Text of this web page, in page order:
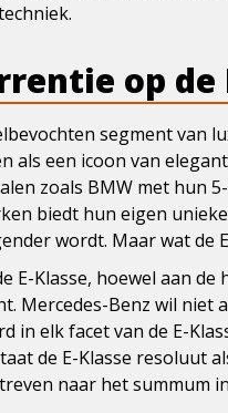
op
segment van
als een icoon van
zoals BMW met hun
biedt hun eigen
wordt. Maar wat de
E-Klasse, hoewel aan
Mercedes-Benz wil niet
in elk facet van de E-
de E-Klasse resoluut
naar het summum